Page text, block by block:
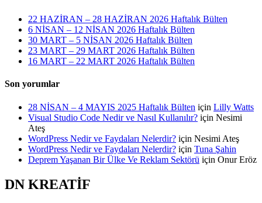
22 HAZİRAN – 28 HAZİRAN 2026 Haftalık Bülten
6 NİSAN – 12 NİSAN 2026 Haftalık Bülten
30 MART – 5 NİSAN 2026 Haftalık Bülten
23 MART – 29 MART 2026 Haftalık Bülten
16 MART – 22 MART 2026 Haftalık Bülten
Son yorumlar
28 NİSAN – 4 MAYIS 2025 Haftalık Bülten için Lilly Watts
Visual Studio Code Nedir ve Nasıl Kullanılır? için Nesimi
Ateş
WordPress Nedir ve Faydaları Nelerdir? için Nesimi Ateş
WordPress Nedir ve Faydaları Nelerdir? için Tuna Şahin
Deprem Yaşanan Bir Ülke Ve Reklam Sektörü için Onur Eröz
DN KREATİF